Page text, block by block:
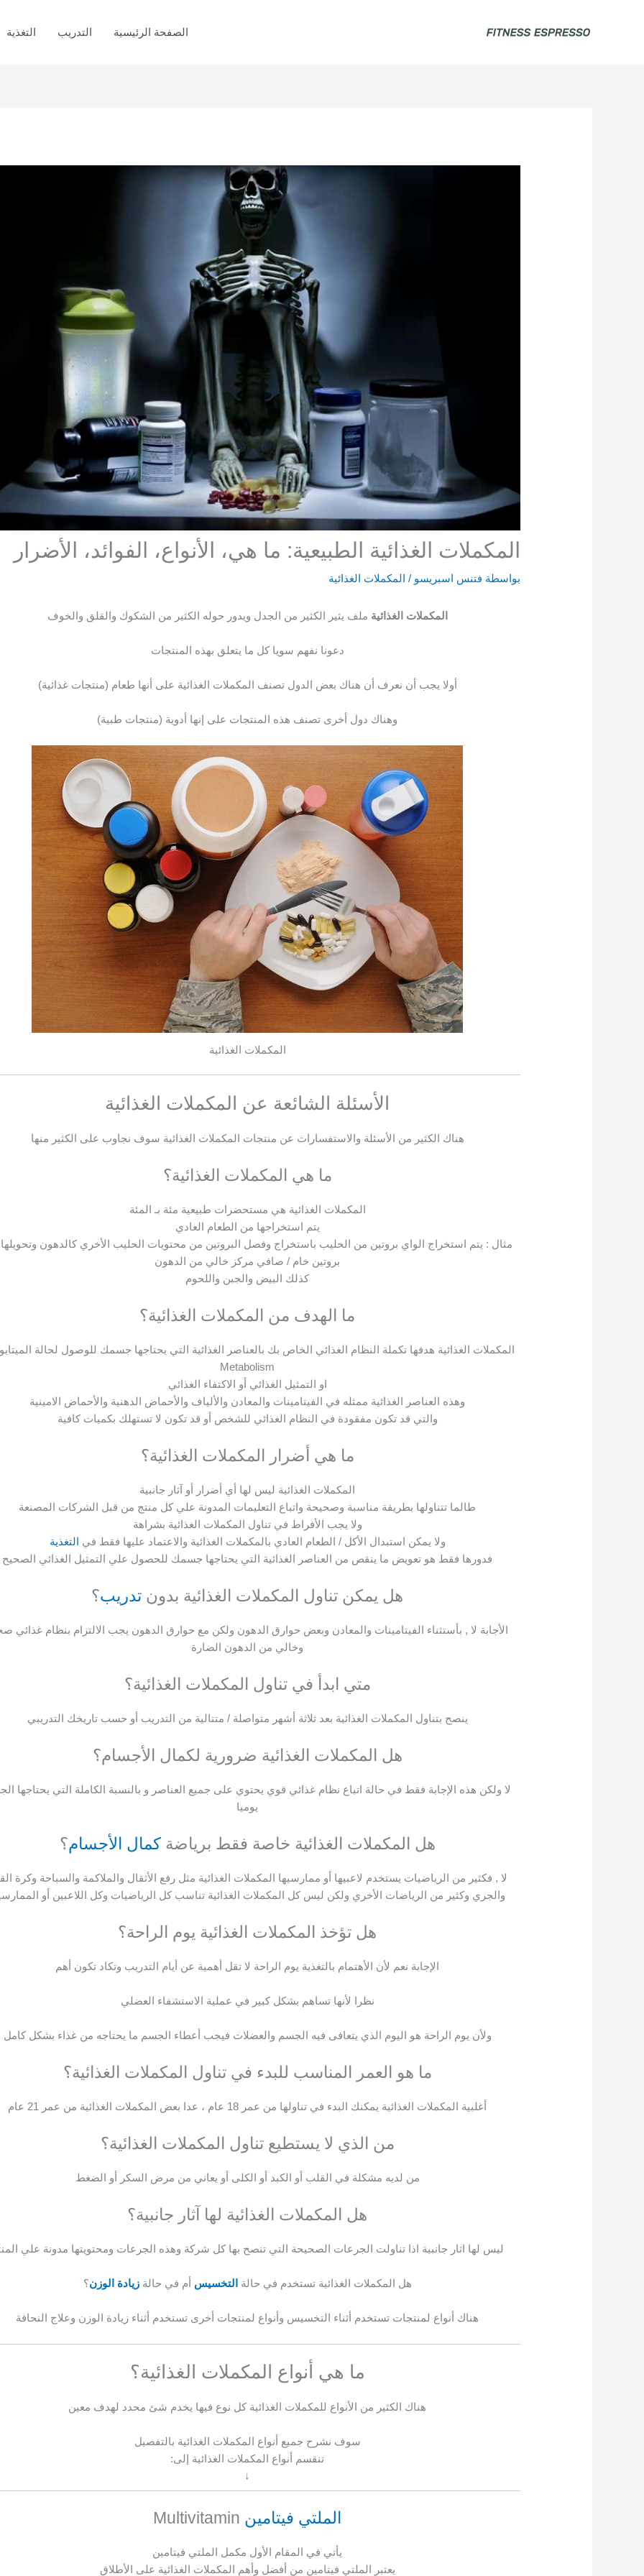
الصفحة الرئيسية التدريب التغذية
المكملات الغذائية الطبيعية: ما هي، الأنواع، الفوائد، الأضرار
بواسطة فتنس اسبريسو/ المكملات الغذائية
المكملات الغذائية ملف يثير الكثير من الجدل ويدور حوله الكثير من الشكوك والقلق والخوف
دعونا نفهم سويا كل ما يتعلق بهذه المنتجات
أولا يجب أن نعرف أن هناك بعض الدول تصنف المكملات الغذائية على أنها طعام (منتجات غذائية)
وهناك دول أخرى تصنف هذه المنتجات على إنها أدوية (منتجات طبية)
المكملات الغذائية
الأسئلة الشائعة عن المكملات الغذائية
هناك الكثير من الأسئلة والاستفسارات عن منتجات المكملات الغذائية سوف نجاوب على الكثير منها
ما هي المكملات الغذائية؟
المكملات الغذائية هي مستحضرات طبيعية مئة بـ المئة
يتم استخراجها من الطعام العادي
مثال : يتم استخراج الواي بروتين من الحليب باستخراج وفصل البروتين من محتويات الحليب الأخري كالدهون
بروتين خام / صافي مركز خالي من الدهون
كذلك البيض والجبن واللحوم
ما الهدف من المكملات الغذائية؟
المكملات الغذائية هدفها تكملة النظام الغذائي الخاص بك بالعناصر الغذائية التي يحتاجها جسمك للوصول لحالة
Metabolism
او التمثيل الغذائي أو الاكتفاء الغذائي
وهذه العناصر الغذائية ممثله في الفيتامينات والمعادن والألياف والأحماض الدهنية والأحماض الامينية
والتي قد تكون مفقودة في النظام الغذائي للشخص أو قد تكون لا تستهلك بكميات كافية
ما هي أضرار المكملات الغذائية؟
المكملات الغذائية ليس لها أي أضرار أو آثار جانبية
طالما تتناولها بطريقة مناسبة وصحيحة واتباع التعليمات المدونة علي كل منتج من قبل الشركات المصنعة
ولا يجب الأفراط في تناول المكملات الغذائية بشراهة
ولا يمكن استبدال الأكل / الطعام العادي بالمكملات الغذائية والاعتماد عليها فقط في التغذية
فدورها فقط هو تعويض ما ينقص من العناصر الغذائية التي يحتاجها جسمك للحصول علي التمثيل الغذائي الصحيح
هل يمكن تناول المكملات الغذائية بدون تدريب؟
الأجابة لا , بأستثناء الفيتامينات والمعادن وبعض حوارق الدهون ولكن مع حوارق الدهون يجب الالتزام بنظام غذائي
وخالي من الدهون الضارة
متي ابدأ في تناول المكملات الغذائية؟
ينصح بتناول المكملات الغذائية بعد ثلاثة أشهر متواصلة / متتالية من التدريب أو حسب تاريخك التدريبي
هل المكملات الغذائية ضرورية لكمال الأجسام؟
لا ولكن هذه الإجابة فقط في حالة اتباع نظام غذائي قوي يحتوي على جميع العناصر و بالنسبة الكاملة التي يحتاجها
يوميا
هل المكملات الغذائية خاصة فقط برياضةكمال الأجسام؟
لا , فكثير من الرياضيات يستخدم لاعبيها أو ممارسيها المكملات الغذائية مثل رفع الأثقال والملاكمة والسباحة وكرة
والجري وكثير من الرياضات الأخري ولكن ليس كل المكملات الغذائية تناسب كل الرياضيات وكل اللاعبين أو
هل تؤخذ المكملات الغذائية يوم الراحة؟
الإجابة نعم لأن الأهتمام بالتغذية يوم الراحة لا تقل أهمية عن أيام التدريب وتكاد تكون أهم
نظرا لأنها تساهم بشكل كبير في عملية الاستشفاء العضلي
ولأن يوم الراحة هو اليوم الذي يتعافى فيه الجسم والعضلات فيجب أعطاء الجسم ما يحتاجه من غذاء بشكل كامل
ما هو العمر المناسب للبدء في تناول المكملات الغذائية؟
أغلبية المكملات الغذائية يمكنك البدء في تناولها من عمر 18 عام ، عدا بعض المكملات الغذائية من عمر 21 عام
من الذي لا يستطيع تناول المكملات الغذائية؟
من لديه مشكلة في القلب أو الكبد أو الكلى أو يعاني من مرض السكر أو الضغط
هل المكملات الغذائية لها آثار جانبية؟
ليس لها اثار جانبية اذا تناولت الجرعات الصحيحة التي تنصح بها كل شركة وهذه الجرعات ومحتويتها مدونة علي
هل المكملات الغذائية تستخدم في حالة التخسيس أم في حالةزيادة الوزن؟
هناك أنواع لمنتجات تستخدم أثناء التخسيس وأنواع لمنتجات أخرى تستخدم أثناء زيادة الوزن وعلاج النحافة
ما هي أنواع المكملات الغذائية؟
هناك الكثير من الأنواع للمكملات الغذائية كل نوع فيها يخدم شئ محدد لهدف معين
سوف نشرح جميع أنواع المكملات الغذائية بالتفصيل
تنقسم أنواع المكملات الغذائية إلى:
↓
الملتي فيتامين
يأتي في المقام الأول مكمل الملتي فيتامين
يعتبر الملتي فيتامين من أفضل وأهم المكملات الغذائية على الأطلاق